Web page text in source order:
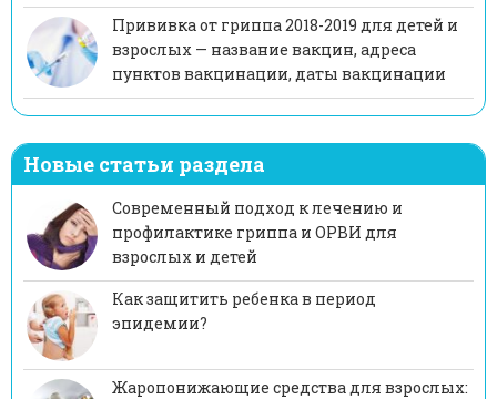
Прививка от гриппа 2018-2019 для детей и
взрослых — название вакцин, адреса
пунктов вакцинации, даты вакцинации
Новые статьи раздела
Современный подход к лечению и
профилактике гриппа и ОРВИ для
взрослых и детей
Как защитить ребенка в период
эпидемии?
Жаропонижающие средства для взрослых: